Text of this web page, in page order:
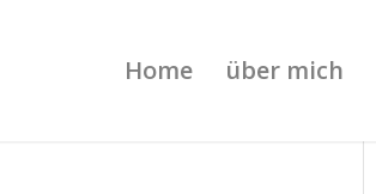
Home über mich